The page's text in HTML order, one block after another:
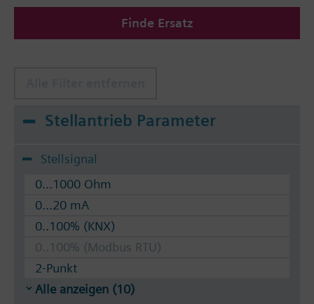
Zulässige Medien: Wasser (nach VDI 2035), Wasser
Die Ventile können mit den Siemens Stellantrieben
Finde Ersatz
Stellantrieb Parameter
Stellsignal
0...1000 Ohm
0...20 mA
0..100% (KNX)
0..100% (Modbus RTU)
2-Punkt
Alle anzeigen (10)